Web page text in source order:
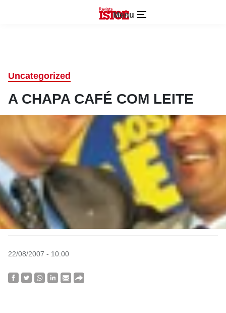
Menu
Uncategorized
A CHAPA CAFÉ COM LEITE
22/08/2007 - 10:00